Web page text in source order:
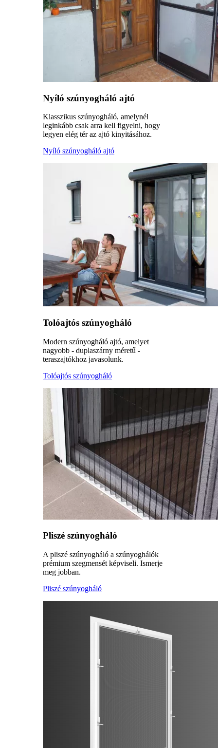
Nyíló szúnyogháló ajtó
Klasszikus szúnyogháló, amelynél
leginkább csak arra kell figyelni, hogy
legyen elég tér az ajtó kinyitásához.
Nyíló szúnyogháló ajtó
Tolóajtós szúnyogháló
Modern szúnyogháló ajtó, amelyet
nagyobb - duplaszárny méretű -
teraszajtókhoz javasolunk.
Tolóajtós szúnyogháló
Pliszé szúnyogháló
A pliszé szúnyogháló a szúnyoghálók
prémium szegmensét képviseli. Ismerje
meg jobban.
Pliszé szúnyogháló